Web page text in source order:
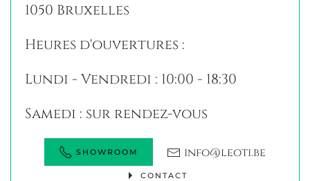
1050 Bruxelles
Heures d'ouvertures :
Lundi - Vendredi : 10:00 - 18:30
Samedi : sur rendez-vous
SHOWROOM info@leoti.be
CONTACT